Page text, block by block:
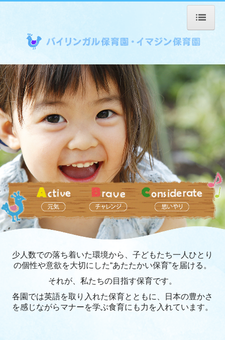
ホーム
会社概要
園の紹介
給食・献立
採用情報
募集要項
サービス内容
バイリンガル保育園Ｑ＆Ａ
イマジン保育園Ｑ＆Ａ
next STEP English School
少人数での落ち着いた環境から、子どもたち一人ひとり
の個性や意欲を大切にした“あたたかい保育”を届ける。
それが、私たちの目指す保育です。
各園では英語を取り入れた保育とともに、日本の豊かさ
を感じながらマナーを学ぶ食育にも力を入れています。